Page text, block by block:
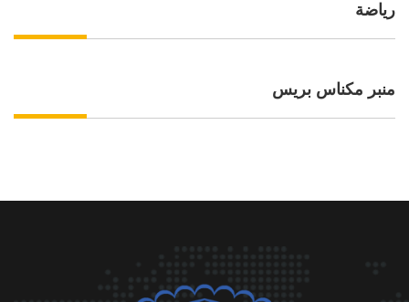
رياضة
منبر مكناس بريس